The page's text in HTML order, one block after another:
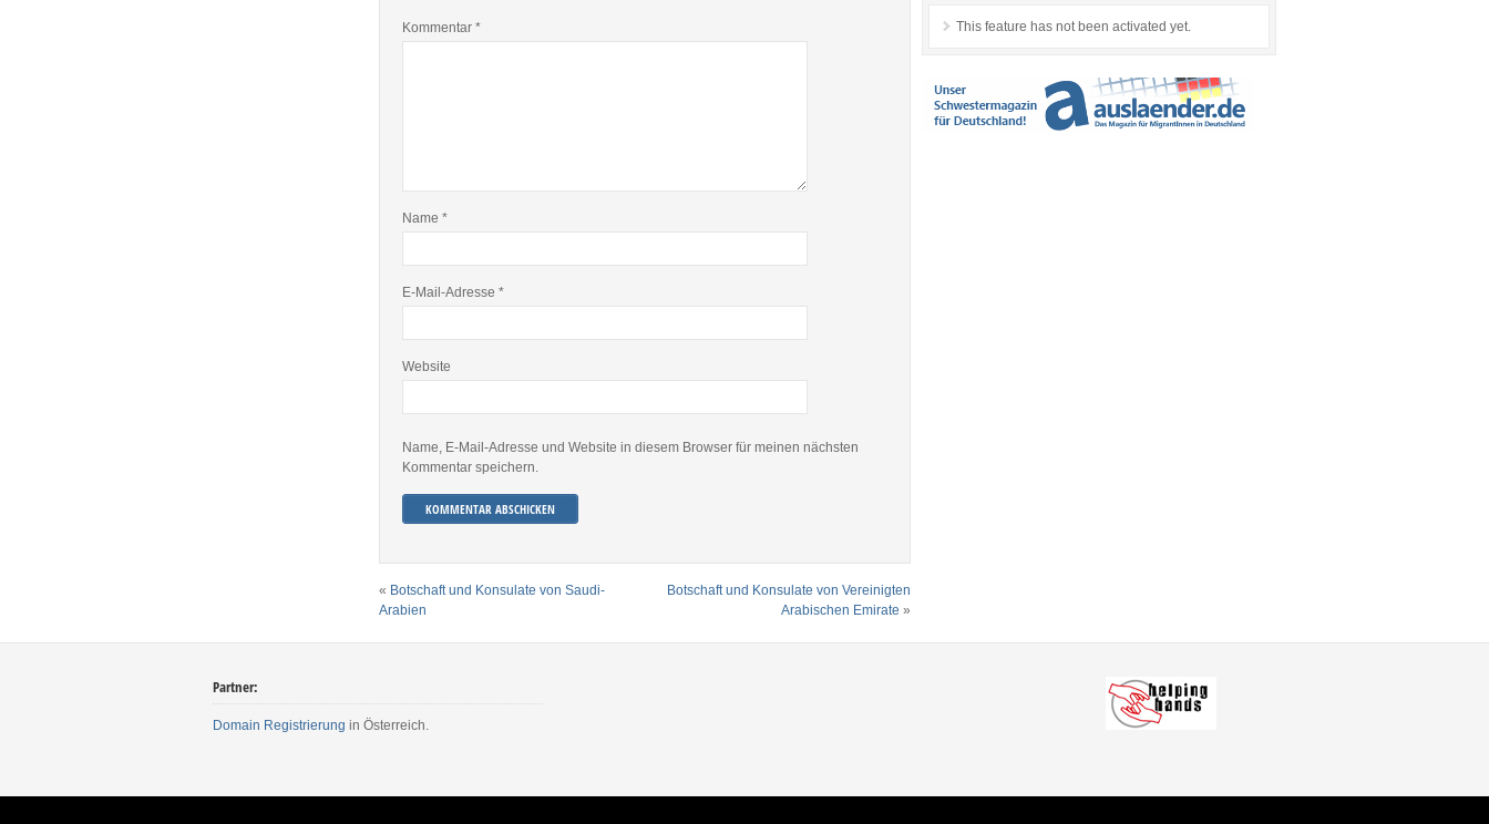
Kommentar*
Name*
E-Mail-Adresse*
Website
Name, E-Mail-Adresse und Website in diesem Browser für meinen nächsten
Kommentar speichern.
« Botschaft und Konsulate von Saudi-
Arabien
Botschaft und Konsulate von Vereinigten
Arabischen Emirate »
This feature has not been activated yet.
Partner:
Domain Registrierung in Österreich.